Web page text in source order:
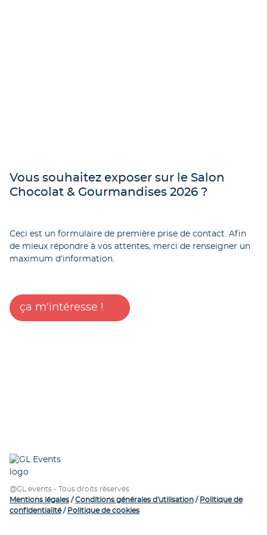
Vous souhaitez exposer sur le Salon
Chocolat & Gourmandises 2026 ?
Ceci est un formulaire de première prise de contact. Afin
de mieux répondre à vos attentes, merci de renseigner un
maximum d’information.
ça m'intéresse !
@GL events - Tous droits réservés
Mentions légales /Conditions générales d'utilisation / Politique de
confidentialité/ Politique de cookies